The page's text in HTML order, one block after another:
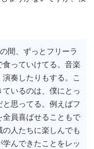
間、ずっとフリーラ
っていけてる。音楽
奏したりもする。こ
いるのは、僕にとっ
思ってる。例えばフ
全員喜ばせることもで
人たちに楽しんでも
んできたことをレッ